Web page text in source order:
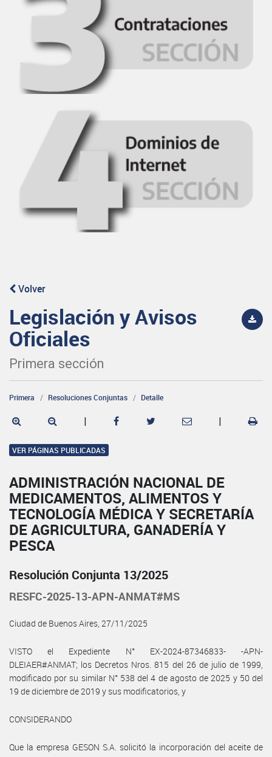
Volver
Legislación y Avisos
Oficiales
Primera sección
Primera Resoluciones Conjuntas Detalle
| |
VER PÁGINAS PUBLICADAS
ADMINISTRACIÓN NACIONAL DE
MEDICAMENTOS, ALIMENTOS Y
TECNOLOGÍA MÉDICA Y SECRETARÍA
DE AGRICULTURA, GANADERÍA Y
PESCA
Resolución Conjunta 13/2025
RESFC-2025-13-APN-ANMAT#MS
Ciudad de Buenos Aires, 27/11/2025
VISTO el Expediente N° EX-2024-87346833- -APN-
DLEIAER#ANMAT; los Decretos Nros. 815 del 26 de julio de 1999,
modificado por su similar N° 538 del 4 de agosto de 2025 y 50 del
19 de diciembre de 2019 y sus modificatorios, y
CONSIDERANDO
Que la empresa GESON S.A. solicitó la incorporación del aceite de